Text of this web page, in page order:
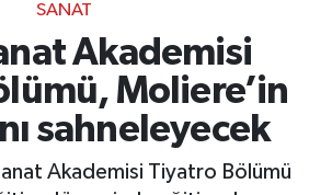
SANAT
Akademisi
Moliere’in
sahneleyecek
Akademisi Tiyatro Bölümü
Durumu ve Fikstür